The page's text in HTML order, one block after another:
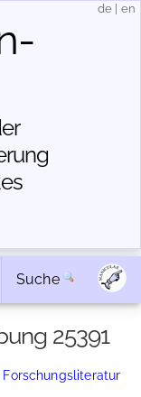
de en
Suche
25391
Forschungsliteratur